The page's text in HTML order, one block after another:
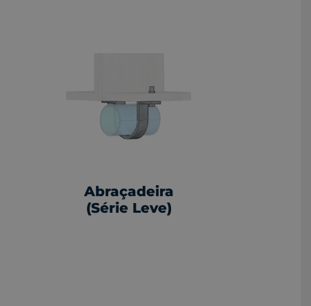
Abraçadeira
(Série Leve)